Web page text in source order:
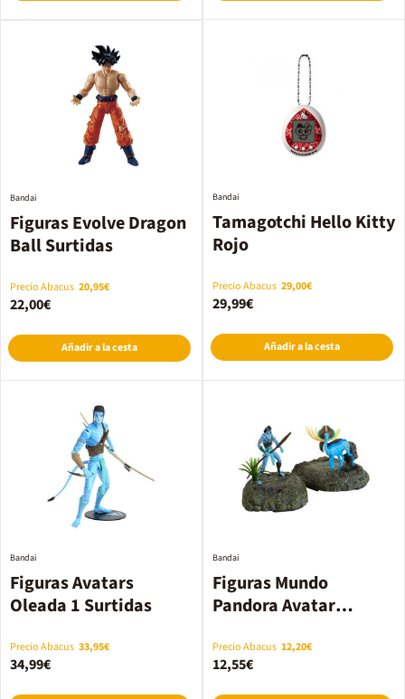
Figuras Evolve Dragon
Ball Surtidas
Bandai
Precio Abacus 20,95€
22,00€
Añadir a la cesta
Tamagotchi Hello Kitty
Rojo
Bandai
Precio Abacus 29,00€
29,99€
Añadir a la cesta
Figuras Avatars
Oleada 1 Surtidas
Bandai
Precio Abacus 33,95€
34,99€
Figuras Mundo
Pandora Avatar
Bandai
Precio Abacus 12,20€
12,55€